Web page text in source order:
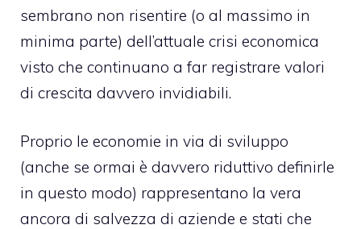
sembrano non risentire (o al massimo in
minima parte) dell’attuale crisi economica
visto che continuano a far registrare valori
di crescita davvero invidiabili.
Proprio le economie in via di sviluppo
(anche se ormai è davvero riduttivo definirle
in questo modo) rappresentano la vera
ancora di salvezza di aziende e stati che